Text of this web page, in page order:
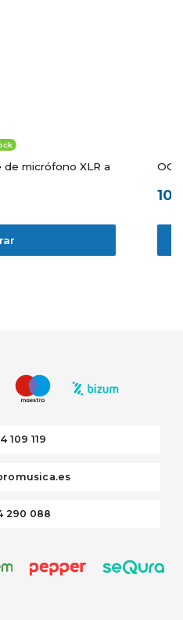
de micrófono XLR a
109 119
290 088